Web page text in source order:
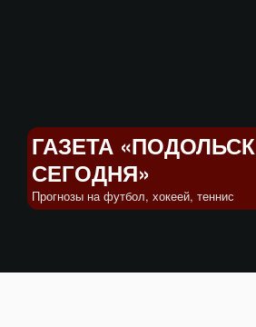
ГАЗЕТА «ПОДОЛЬСК
СЕГОДНЯ»
Прогнозы на футбол, хокеей, теннис